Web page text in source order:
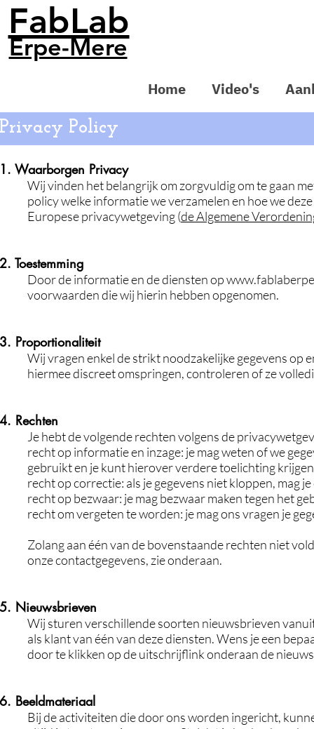
FabLab
Erpe-Mere
Home Video's
Privacy Policy
1. Waarborgen Privacy
Wij vinden het belangrijk om zorgvuldig om te gaan
policy welke informatie we verzamelen en hoe we
Europese privacywetgeving (de Algemene
2. Toestemming
Door de informatie en de diensten op
voorwaarden die wij hierin hebben opgenomen.
3. Proportionaliteit
Wij vragen enkel de strikt noodzakelijke gegevens op
hiermee discreet omspringen, controleren of ze
4. Rechten
Je hebt de volgende rechten volgens de
recht op informatie en inzage: je mag weten of we
gebruikt en je kunt hierover verdere toelichting krijgen
recht op correctie: als je gegevens niet kloppen, mag
recht op bezwaar: je mag bezwaar maken tegen het
recht om vergeten te worden: je mag ons vragen je
Zolang aan één van de bovenstaande rechten niet
onze contactgegevens, zie onderaan.
5. Nieuwsbrieven
Wij sturen verschillende soorten nieuwsbrieven
als klant van één van deze diensten. Wens je een
door te klikken op de uitschrijflink onderaan de
6. Beeldmateriaal
Bij de activiteiten die door ons worden ingericht,